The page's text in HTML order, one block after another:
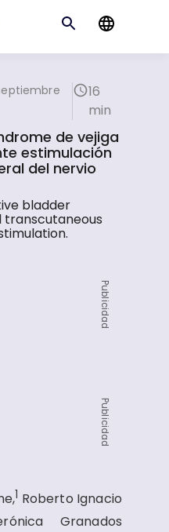
16
min
de vejiga
estimulación
del nervio
bladder
Publicidad
Publicidad
1 Roberto Ignacio
Granados